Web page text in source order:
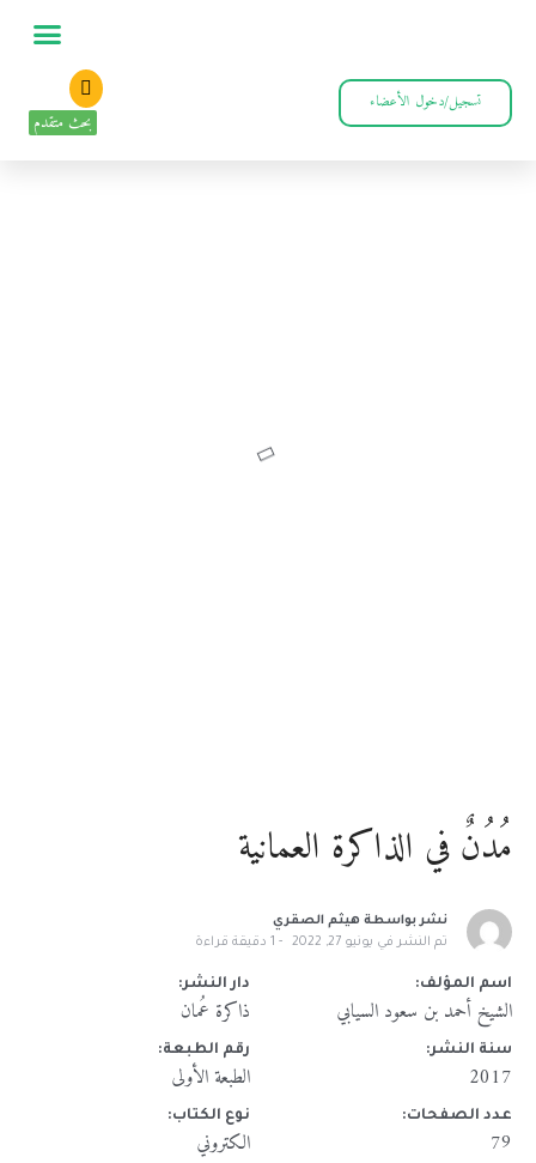
تسجيل/دخول الأعضاء
بحث متقدم
مُدُنٌ في الذاكرة العمانية
نشر بواسطة هيثم الصقري
تم النشر في يونيو 27, 2022 1 دقيقة قراءة
اسم المؤلف:
الشيخ أحمد بن سعود السيابي
دار النشر:
ذاكرة عُمان
سنة النشر:
2017
رقم الطبعة:
الطبعة الأولى
عدد الصفحات:
79
نوع الكتاب:
الكتروني